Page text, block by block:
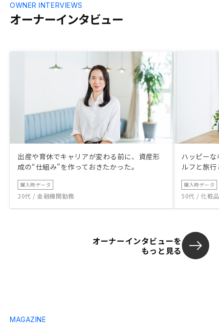
オーナーインタビュー
OWNER INTERVIEWS
出産や育休でキャリアが変わる前に、資産形
成の“仕組み”を作っておきたかった。
購入時データ
20代 / 金融機関勤務
ハッピー
ルフと旅
購入時データ
50代 / 化粧
オーナーインタビューを
もっと見る
MAGAZINE